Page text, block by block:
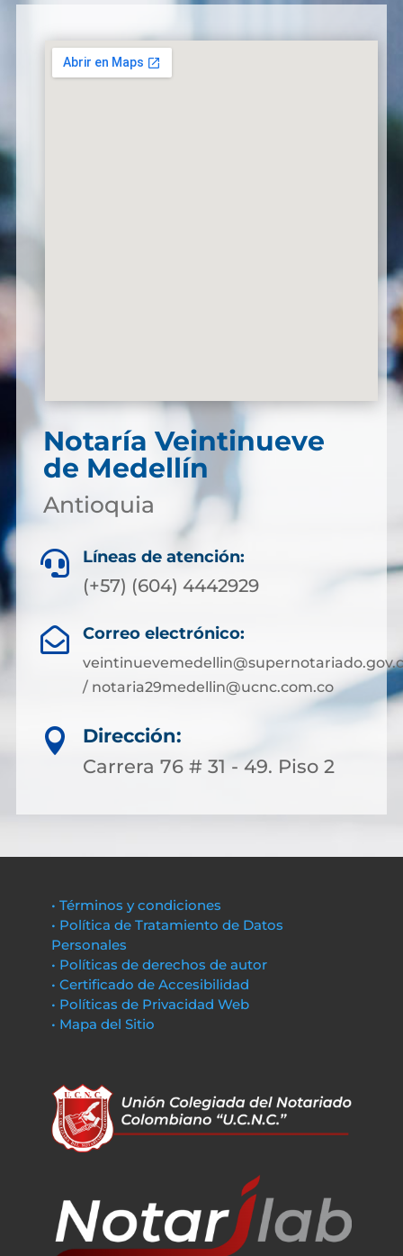
Notaría Veintinueve
de Medellín
Antioquia
 Líneas de atención:
(+57) (604) 4442929
 Correo electrónico:
/ notaria29medellin@ucnc.com.co

Dirección:
Carrera 76 # 31 - 49. Piso 2
• Términos y condiciones
• Política de Tratamiento de Datos
Personales
• Políticas de derechos de autor
• Certificado de Accesibilidad
• Políticas de Privacidad Web
• Mapa del Sitio